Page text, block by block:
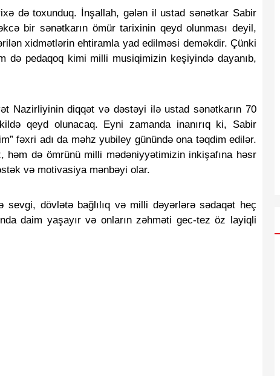
də toxunduq. İnşallah, gələn il ustad sənətkar Sabir
bir sənətkarın ömür tarixinin qeyd olunması deyil,
xidmətlərin ehtiramla yad edilməsi deməkdir. Çünki
də pedaqoq kimi milli musiqimizin keşiyində dayanıb,
Nazirliyinin diqqət və dəstəyi ilə ustad sənətkarın 70
qeyd olunacaq. Eyni zamanda inanırıq ki, Sabir
fəxri adı da məhz yubiley günündə ona təqdim edilər.
də ömrünü milli mədəniyyətimizin inkişafına həsr
və motivasiya mənbəyi olar.
dövlətə bağlılıq və milli dəyərlərə sədaqət heç
daim yaşayır və onların zəhməti gec-tez öz layiqli